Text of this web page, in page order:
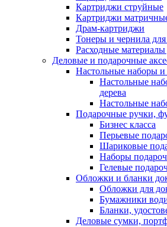
Картриджи струйные
Картриджи
Драм-картриджи
Тонеры и чернила
Расходные
Деловые и подарочные
Настольные наборы и
Настольные
дерева
Настольные
Подарочные ручки,
Бизнес класса
Перьевые
Шариковые
Наборы
Гелевые
Обложки и бланки
Обложки для
Бумажники
Бланки,
Деловые сумки,